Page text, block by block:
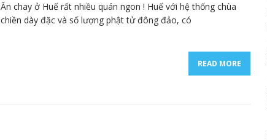
Ăn chay ở Huế rất nhiều quán ngon ! Huế với hệ thống chùa
chiền dày đặc và số lượng phật tử đông đảo, có
READ MORE